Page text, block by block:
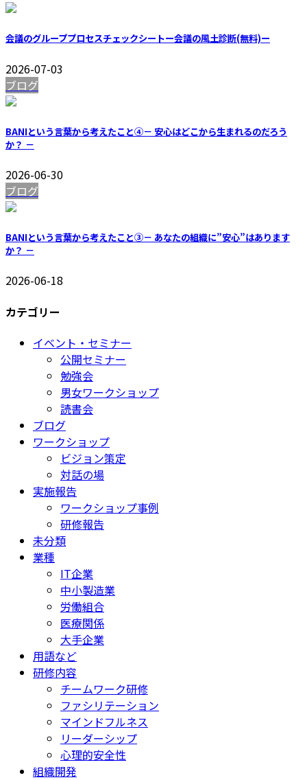
会議のグループプロセスチェックシートー会議の風土診断(無料)ー
2026-07-03
ブログ
BANIという言葉から考えたこと④－ 安心はどこから生まれるのだろう
か？ －
2026-06-30
ブログ
BANIという言葉から考えたこと③－ あなたの組織に”安心”はあります
か？ －
2026-06-18
カテゴリー
イベント・セミナー
公開セミナー
勉強会
男女ワークショップ
読書会
ブログ
ワークショップ
ビジョン策定
対話の場
実施報告
ワークショップ事例
研修報告
未分類
業種
IT企業
中小製造業
労働組合
医療関係
大手企業
用語など
研修内容
チームワーク研修
ファシリテーション
マインドフルネス
リーダーシップ
心理的安全性
組織開発